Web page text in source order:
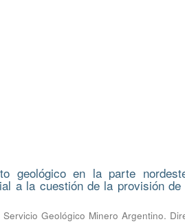
geológico en la parte
a la cuestión de la provisión de
Geológico Minero Argentino.